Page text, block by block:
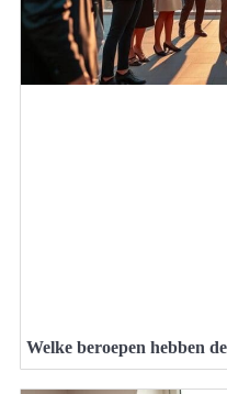
Welke beroepen hebben